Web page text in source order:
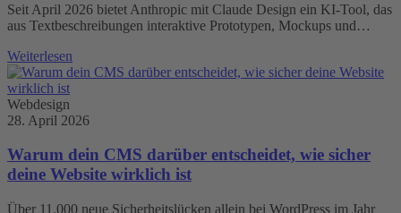
Seit April 2026 bietet Anthropic mit Claude Design ein KI-Tool, das
aus Textbeschreibungen interaktive Prototypen, Mockups und…
Weiterlesen
Webdesign
28. April 2026
Warum dein CMS darüber entscheidet, wie sicher
deine Website wirklich ist
Über 11.000 neue Sicherheitslücken allein bei WordPress im Jahr